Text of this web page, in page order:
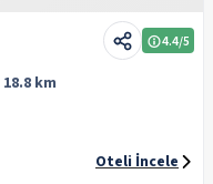
4.4/5
18.8 km
Oteli İncele